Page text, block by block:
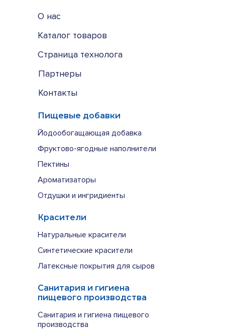
Йодообогащающая добавка
Фруктово-ягодные наполнители
Пектины
Ароматизаторы
Отдушки и ингридиенты
Натуральные красители
Синтетические красители
Латексные покрытия для сыров
Санитария и гигиена пищевого
производства
О нас
Каталог товаров
Страница технолога
Партнеры
Контакты
Пищевые добавки
Красители
Санитария и гигиена
пищевого производства